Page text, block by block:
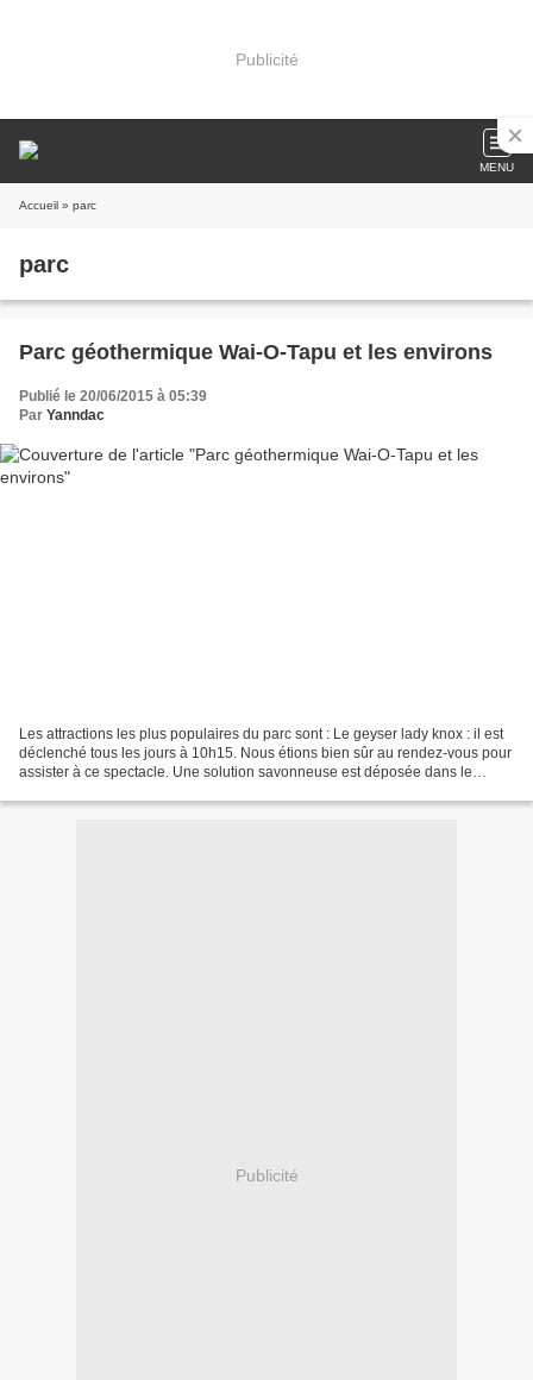
Publicité
MENU
Accueil » parc
parc
Parc géothermique Wai-O-Tapu et les environs
Publié le 20/06/2015 à 05:39
Par Yanndac
Les attractions les plus populaires du parc sont : Le geyser lady knox : il est
déclenché tous les jours à 10h15. Nous étions bien sûr au rendez-vous pour
assister à ce spectacle. Une solution savonneuse est déposée dans le
Publicité